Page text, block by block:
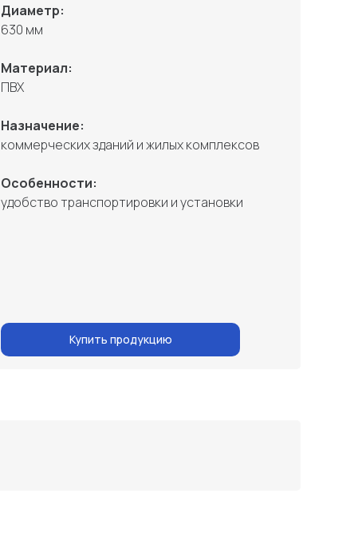
Диаметр:
630 мм
Материал:
ПВХ
Назначение:
коммерческих зданий и жилых комплексов
Особенности:
удобство транспортировки и установки
Купить продукцию